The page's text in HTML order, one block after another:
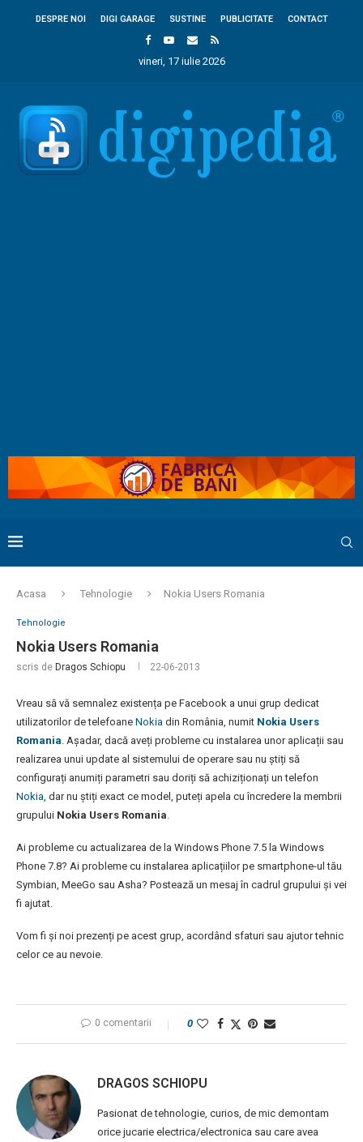
DESPRE NOI DIGI GARAGE SUSTINE PUBLICITATE CONTACT
vineri, 17 iulie 2026
Acasa Tehnologie Nokia Users Romania
Tehnologie
Nokia Users Romania
scris de Dragos Schiopu 22-06-2013
Vreau să vă semnalez existența pe Facebook a unui grup dedicat
utilizatorilor de telefoane Nokia din România, numit Nokia Users
Romania. Așadar, dacă aveți probleme cu instalarea unor aplicații sau
realizarea unui update al sistemului de operare sau nu știți să
configurați anumiți parametri sau doriți să achiziționați un telefon
Nokia, dar nu știți exact ce model, puteți apela cu încredere la membrii
grupului Nokia Users Romania.
Ai probleme cu actualizarea de la Windows Phone 7.5 la Windows
Phone 7.8? Ai probleme cu instalarea aplicațiilor pe smartphone-ul tău
Symbian, MeeGo sau Asha? Postează un mesaj în cadrul grupului și vei
fi ajutat.
Vom fi și noi prezenți pe acest grup, acordând sfaturi sau ajutor tehnic
celor ce au nevoie.
0 comentarii 0
DRAGOS SCHIOPU
Pasionat de tehnologie, curios, de mic demontam
orice jucarie electrica/electronica sau care avea